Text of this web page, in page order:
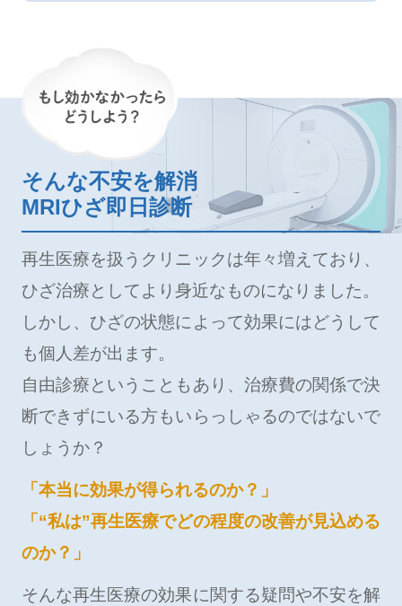
そんな不安を解消
MRIひざ即日診断
再生医療を扱うクリニックは年々増えており、
ひざ治療としてより身近なものになりました。
しかし、ひざの状態によって効果にはどうして
も個人差が出ます。
自由診療ということもあり、治療費の関係で決
断できずにいる方もいらっしゃるのではないで
しょうか？
「本当に効果が得られるのか？」
「“私は”再生医療でどの程度の改善が見込める
のか？」
そんな再生医療の効果に関する疑問や不安を解